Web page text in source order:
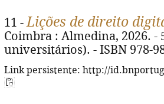
11 -Lições de direito
Coimbra : Almedina, 2026. -
universitários). - ISBN 978-
Link persistente: http://